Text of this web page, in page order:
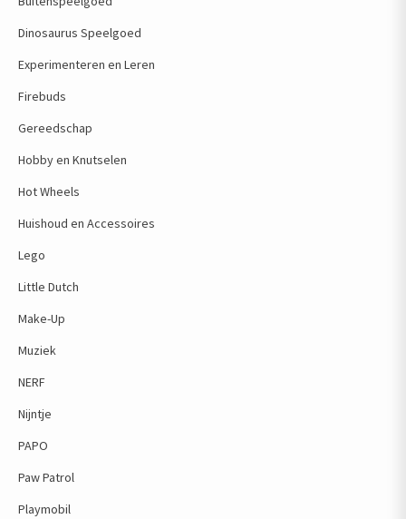
Dinosaurus Speelgoed
Experimenteren en Leren
Firebuds
Gereedschap
Hobby en Knutselen
Hot Wheels
Huishoud en Accessoires
Lego
Little Dutch
Make-Up
Muziek
NERF
Nijntje
PAPO
Paw Patrol
Playmobil